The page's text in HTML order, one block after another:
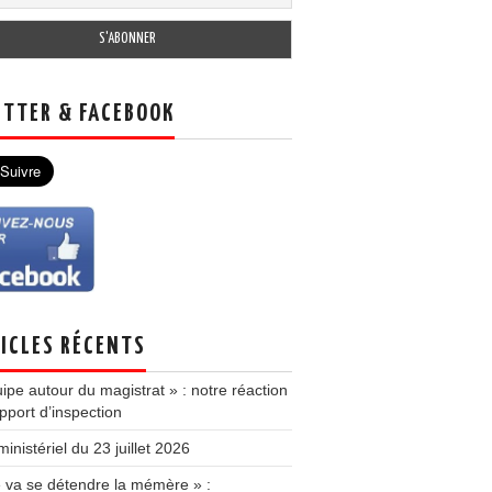
& FACEBOOK
RÉCENTS
autour du magistrat » : notre réaction
d’inspection
du 23 juillet 2026
va se détendre la mémère » :